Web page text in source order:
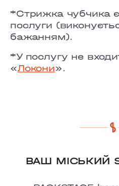
*Стрижка чубчика
послуги
бажанням).
*У послугу не
«Локони».
ВАШ МІСЬКИЙ